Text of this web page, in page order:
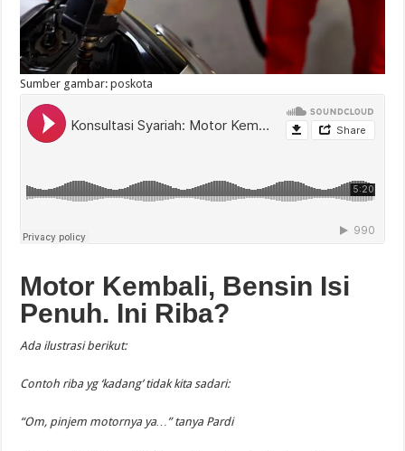
Sumber gambar: poskota
Motor Kembali, Bensin Isi
Penuh. Ini Riba?
Ada ilustrasi berikut:
Contoh riba yg ‘kadang’ tidak kita sadari:
“Om, pinjem motornya ya…” tanya Pardi